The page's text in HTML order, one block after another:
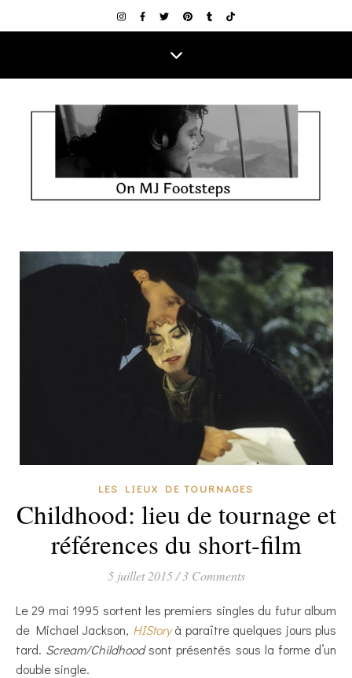
LES LIEUX DE TOURNAGES
Childhood: lieu de tournage et
références du short-film
5 juillet 2015 / 3 Comments
Le 29 mai 1995 sortent les premiers singles du futur album
de Michael Jackson, HIStoryà paraître quelques jours plus
tard. Scream/Childhoodsont présentés sous la forme d’un
double single.